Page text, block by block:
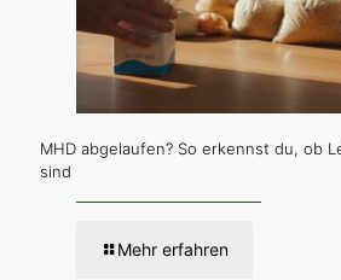
MHD abgelaufen? So erkennst du, ob
sind
Mehr erfahren